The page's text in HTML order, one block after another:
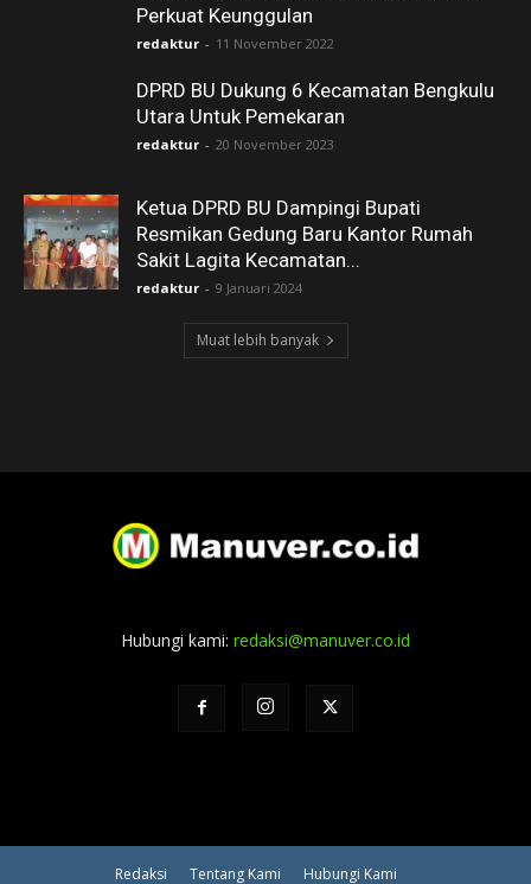
Perkuat Keunggulan
redaktur - 11 November 2022
DPRD BU Dukung 6 Kecamatan Bengkulu
Utara Untuk Pemekaran
redaktur - 20 November 2023
Ketua DPRD BU Dampingi Bupati
Resmikan Gedung Baru Kantor Rumah
Sakit Lagita Kecamatan...
redaktur - 9 Januari 2024
Muat lebih banyak
Hubungi kami: redaksi@manuver.co.id
Redaksi Tentang Kami Hubungi Kami